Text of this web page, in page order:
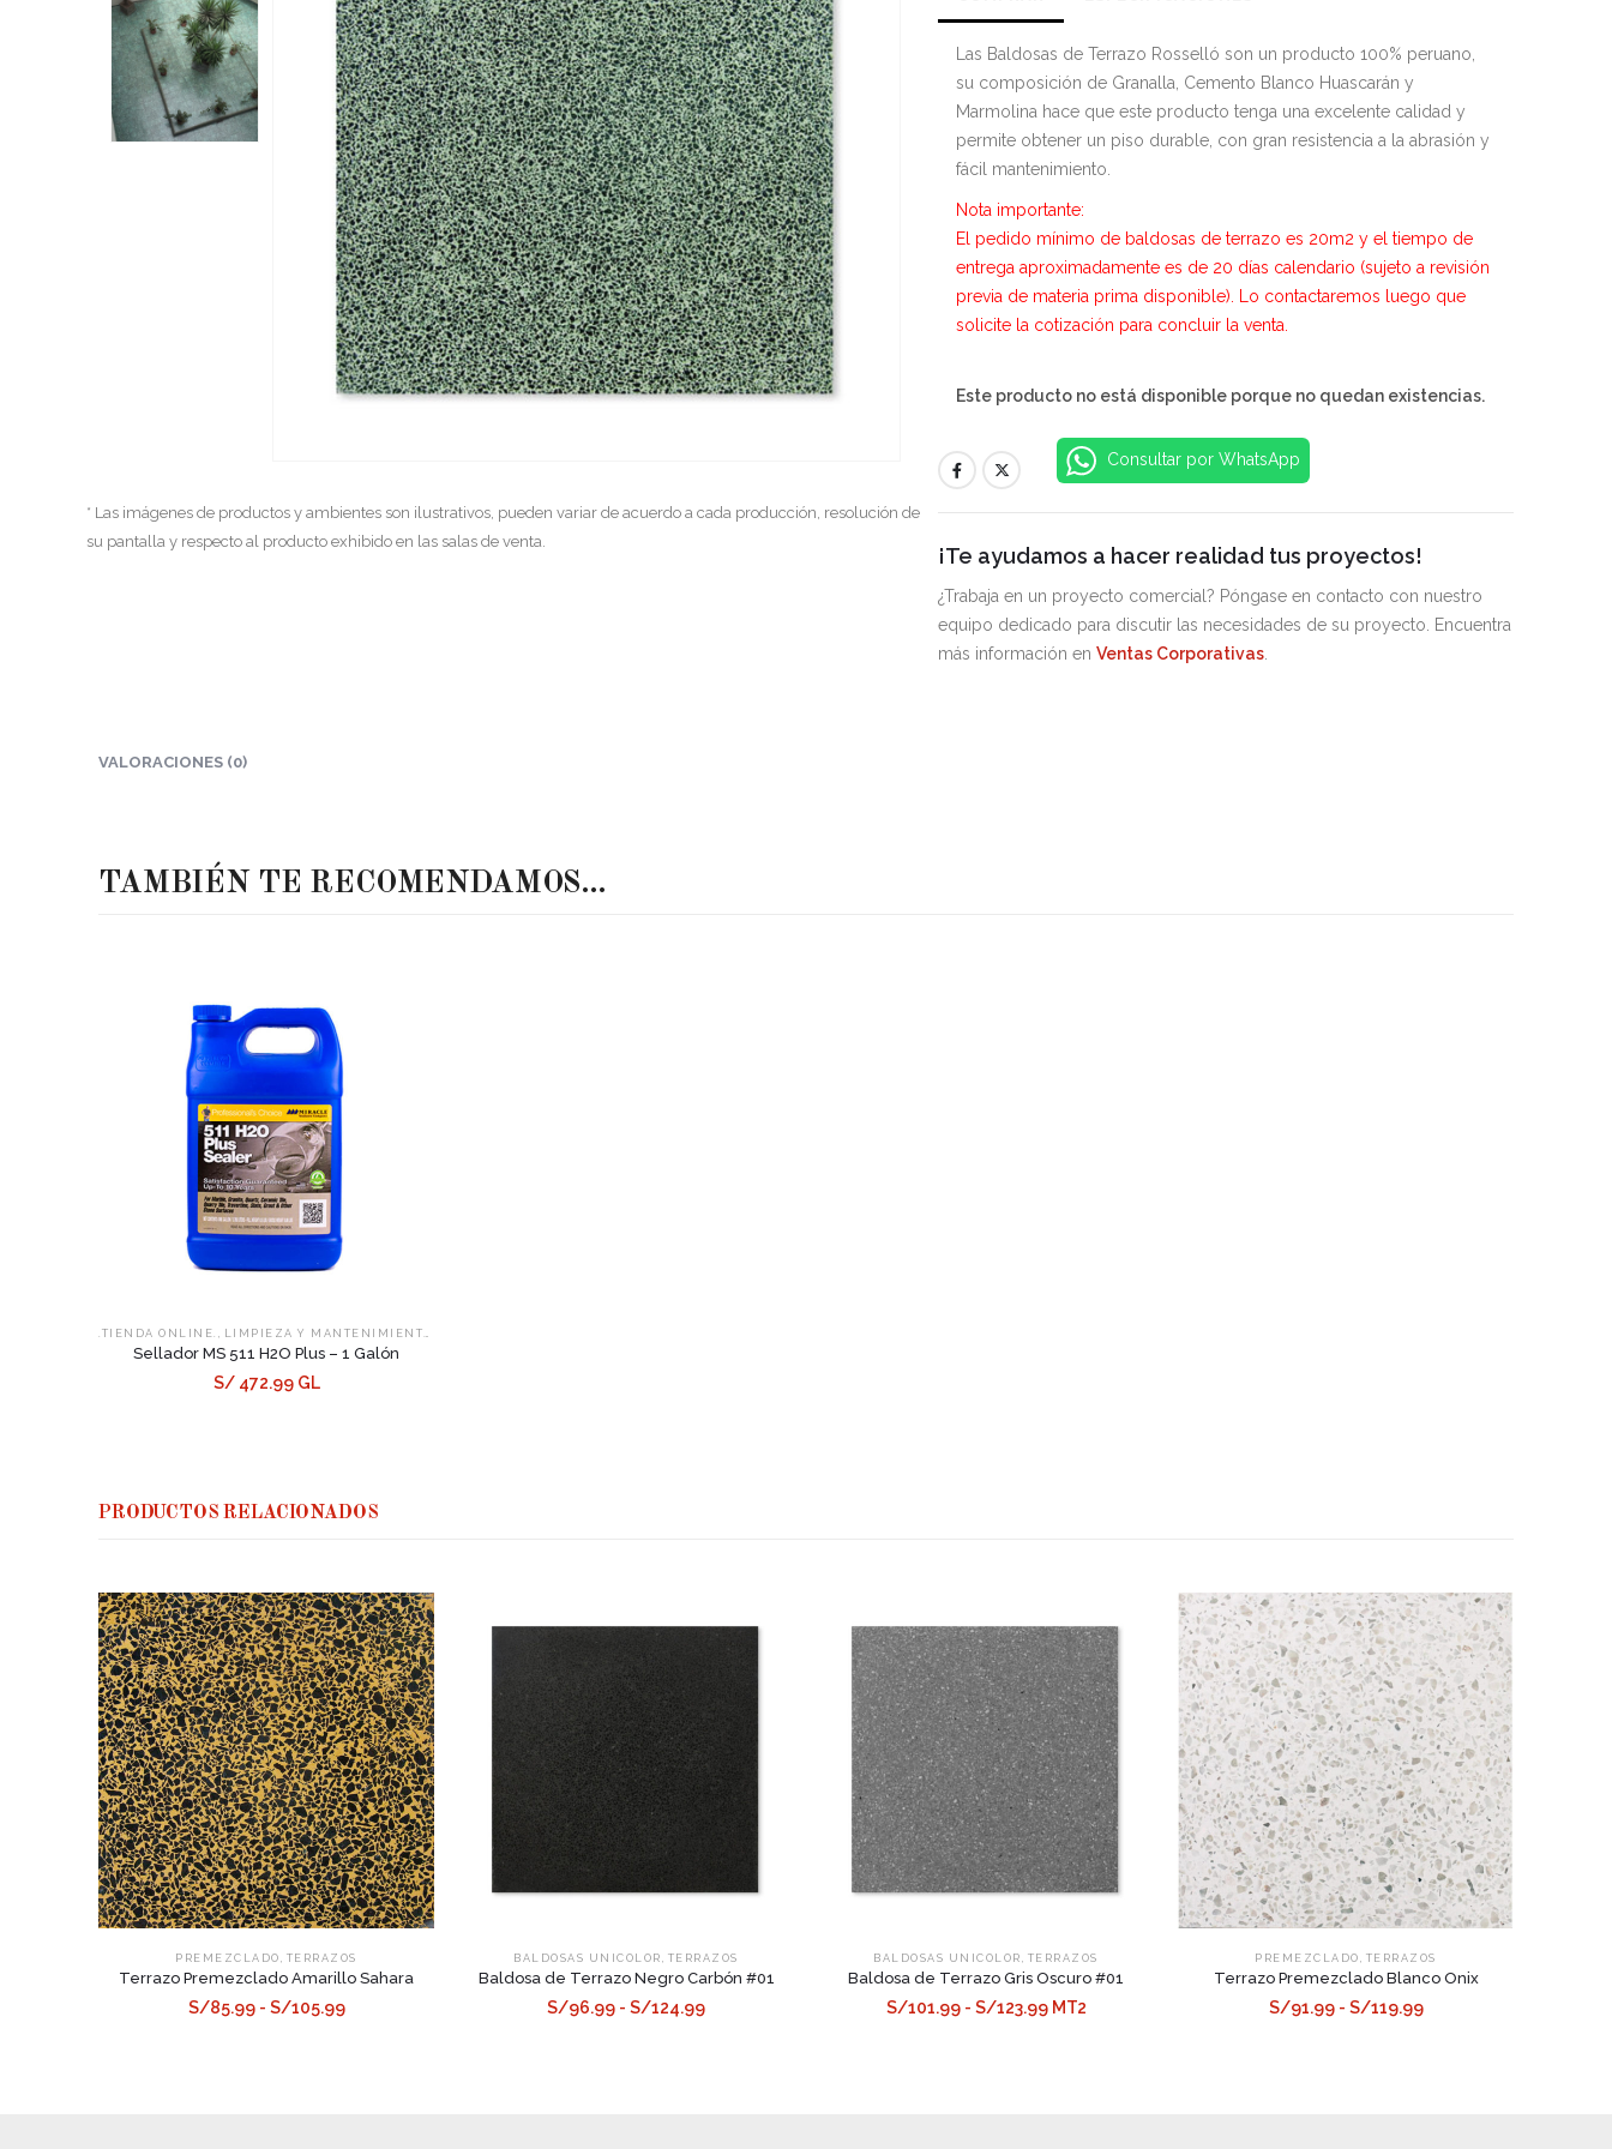
* Las imágenes de productos y ambientes son ilustrativos, pueden variar de acuerdo a cada producción, resolución de
su pantalla y respecto al producto exhibido en las salas de venta.
Las Baldosas de Terrazo Rosselló son un producto 100% peruano,
su composición de Granalla, Cemento Blanco Huascarán y
Marmolina hace que este producto tenga una excelente calidad y
permite obtener un piso durable, con gran resistencia a la abrasión y
fácil mantenimiento.
Nota importante:
El pedido mínimo de baldosas de terrazo es 20m2 y el tiempo de
entrega aproximadamente es de 20 días calendario (sujeto a revisión
previa de materia prima disponible). Lo contactaremos luego que
solicite la cotización para concluir la venta.
Este producto no está disponible porque no quedan existencias.
Consultar por WhatsApp
¡Te ayudamos a hacer realidad tus proyectos!
¿Trabaja en un proyecto comercial? Póngase en contacto con nuestro
equipo dedicado para discutir las necesidades de su proyecto. Encuentra
más información en Ventas Corporativas.
VALORACIONES (0)
TAMBIÉN TE RECOMENDAMOS…
.TIENDA ONLINE. , LIMPIEZA Y MANTENIMIENTO
Sellador MS 511 H2O Plus – 1 Galón
S/ 472.99 GL
PRODUCTOS RELACIONADOS
PREMEZCLADO , TERRAZOS
Terrazo Premezclado Amarillo Sahara
S/85.99 - S/105.99
BALDOSAS UNICOLOR , TERRAZOS
Baldosa de Terrazo Negro Carbón #01
S/96.99 - S/124.99
BALDOSAS UNICOLOR , TERRAZOS
Baldosa de Terrazo Gris Oscuro #01
S/101.99 - S/123.99 MT2
PREMEZCLADO , TERRAZOS
Terrazo Premezclado Blanco Onix
S/91.99 - S/119.99